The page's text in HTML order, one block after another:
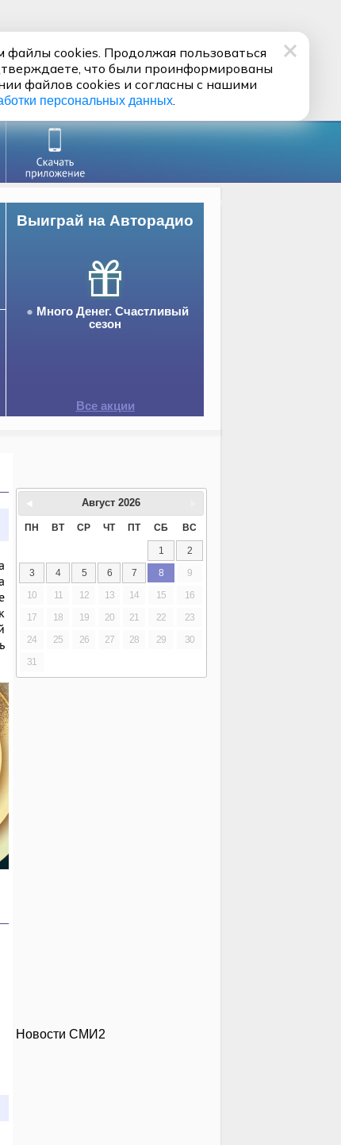
Выиграй на Авторадио
Много Денег. Счастливый
сезон
Все акции
Август 2026
ПН ВТ СР ЧТ ПТ СБ ВС
1
2
3
4 5 6 7 8
9
10
11 12 13 14 15
16
17
18 19 20 21 22
23
24
25 26 27 28 29
30
31
Новости СМИ2
файлы cookies. Продолжая пользоваться
что были проинформированы
файлов cookies и согласны с нашими
персональных данных.